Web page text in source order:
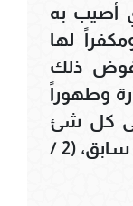
أصيب به
لها
ذلك
وطهوراً
كل شئ
قدير. (المباحث العقدية، مرجع سابق، (2 /